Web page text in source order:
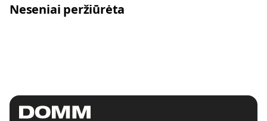
Neseniai peržiūrėta